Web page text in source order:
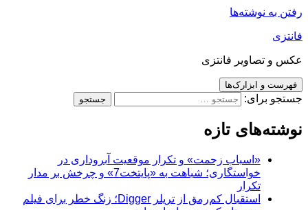
رفتن به نوشته‌ها
فانتزی
عکس و تصاویر فانتزی
فهرست و ابزارک‌ها
جستجو برای:
نوشته‌های تازه
«اسباب زحمت» و تکرار موقعیت آبروداری در
خواستگاری؛ شباهت به «پایتخت7» و چرخش بر مدار
تکرار
استقبال کم‌رمق از تریلر Digger؛ زنگ خطر برای فیلم